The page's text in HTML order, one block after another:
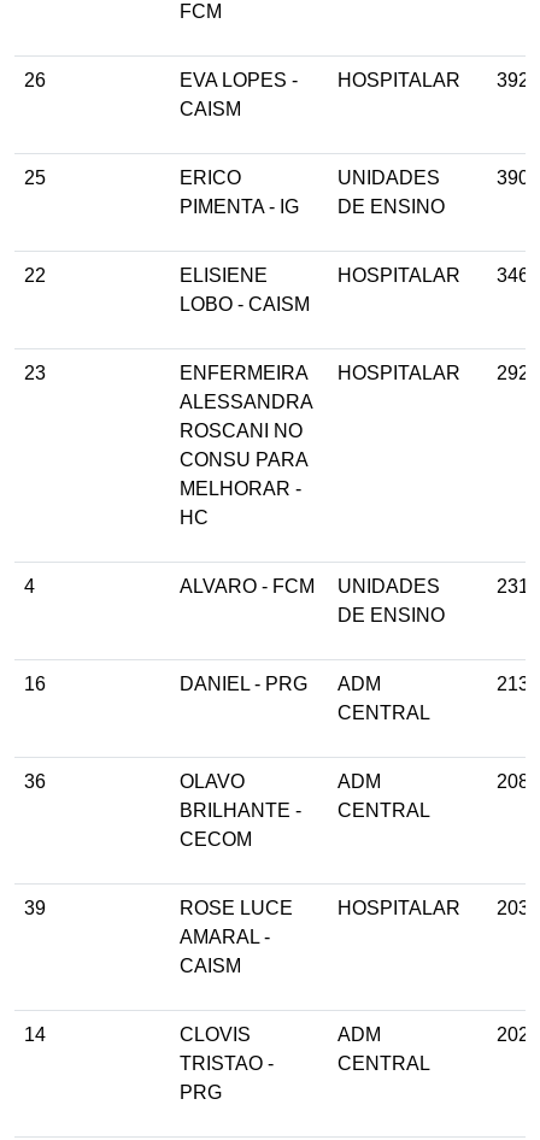
FCM
26
EVA LOPES -
CAISM
HOSPITALAR 392
25
ERICO
PIMENTA - IG
UNIDADES
DE ENSINO
390
22
ELISIENE
LOBO - CAISM
HOSPITALAR 346
23
ENFERMEIRA
ALESSANDRA
ROSCANI NO
CONSU PARA
MELHORAR -
HC
HOSPITALAR 292
4 ALVARO - FCM
UNIDADES
DE ENSINO
231
16 DANIEL - PRG
ADM
CENTRAL
213
36
OLAVO
BRILHANTE -
CECOM
ADM
CENTRAL
208
39
ROSE LUCE
AMARAL -
CAISM
HOSPITALAR 203
14
CLOVIS
TRISTAO -
PRG
ADM
CENTRAL
202